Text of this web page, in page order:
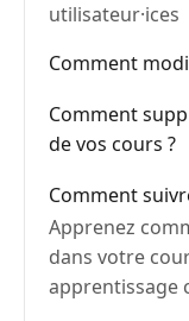
utilisateur·ices
Comment
Comment
de vos cours ?
Comment
Apprenez
dans votre
apprentissage